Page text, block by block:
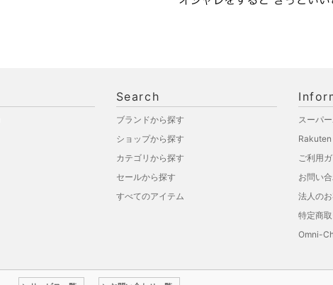
Search
ブランドから探す
ショップから探す
カテゴリから探す
セールから探す
すべてのアイテム
スーパ
ご利用
お問い
法人の
特定商
Omni-